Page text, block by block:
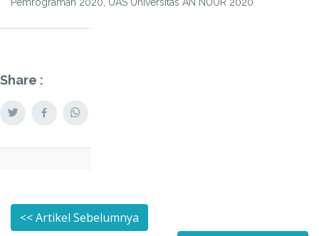
Pemrograman 2020, UAS Universitas AN NUUR 2020
Share :
<< Artikel Sebelumnya